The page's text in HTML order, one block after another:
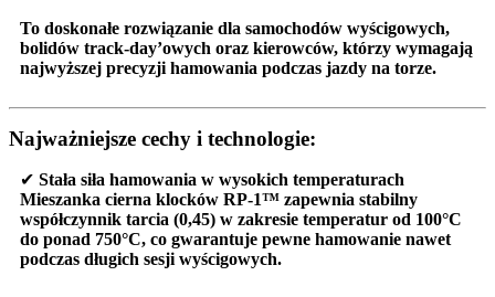
To doskonałe rozwiązanie dla samochodów wyścigowych,
bolidów track-day’owych oraz kierowców, którzy wymagają
najwyższej precyzji hamowania podczas jazdy na torze.
Najważniejsze cechy i technologie:
✔ Stała siła hamowania w wysokich temperaturach
Mieszanka cierna klocków RP-1™ zapewnia stabilny
współczynnik tarcia (0,45) w zakresie temperatur od 100°C
do ponad 750°C, co gwarantuje pewne hamowanie nawet
podczas długich sesji wyścigowych.